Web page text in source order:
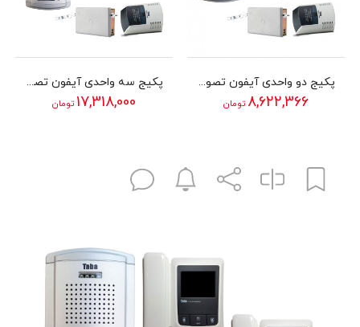
پکیج دو واحدی آیفون تصویری تابا الکترونیک مدل 70-5
8,622,366 تومان
پکیج سه واحدی آیفون تصویری تابا الکترونیک مدل 3070
17,318,000 تومان